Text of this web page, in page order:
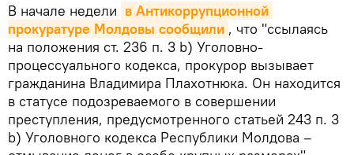
В начале недели в Антикоррупционной
прокуратуре Молдовы сообщили , что "ссылаясь
на положения ст. 236 п. 3 b) Уголовно-
процессуального кодекса, прокурор вызывает
гражданина Владимира Плахотнюка. Он находится
в статусе подозреваемого в совершении
преступления, предусмотренного статьей 243 п. 3
b) Уголовного кодекса Республики Молдова –